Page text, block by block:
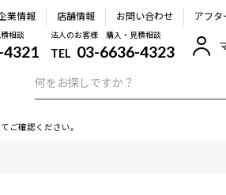
業情報 店舗情報 お問い合わせ アフタ
相談
4321
法人のお客様 購入・見積相談
TEL 03-6636-4323
ご確認ください。